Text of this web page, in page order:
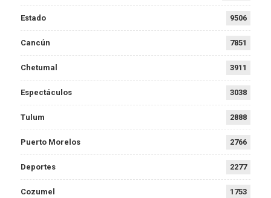
Estado 9506
Cancún 7851
Chetumal 3911
Espectáculos 3038
Tulum 2888
Puerto Morelos 2766
Deportes 2277
Cozumel 1753